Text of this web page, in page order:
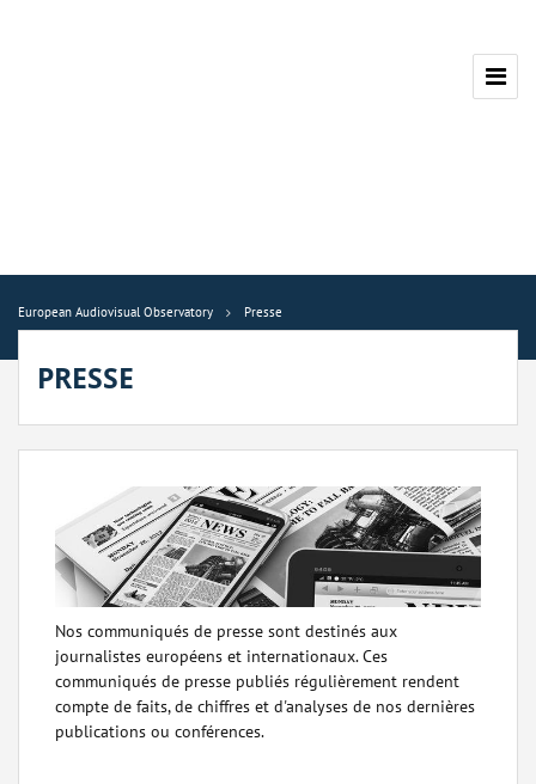
European Audiovisual Observatory Presse
PRESSE
Nos communiqués de presse sont destinés aux
journalistes européens et internationaux. Ces
communiqués de presse publiés régulièrement rendent
compte de faits, de chiffres et d'analyses de nos dernières
publications ou conférences.